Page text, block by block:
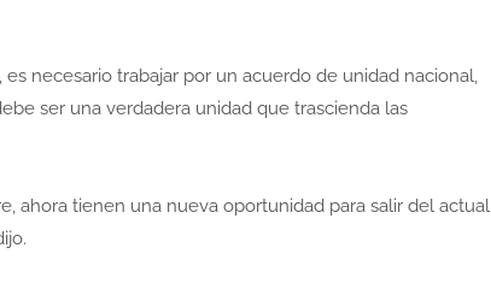
necesario trabajar por un acuerdo de unidad nacional,
ser una verdadera unidad que trascienda las
ahora tienen una nueva oportunidad para salir del actual